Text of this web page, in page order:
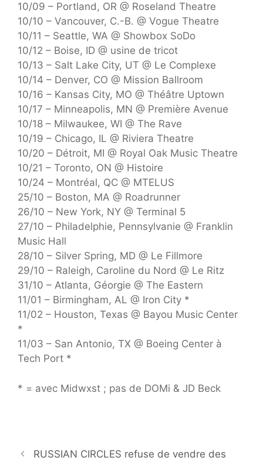
10/09 – Portland, OR @ Roseland Theatre
10/10 – Vancouver, C.-B. @ Vogue Theatre
10/11 – Seattle, WA @ Showbox SoDo
10/12 – Boise, ID @ usine de tricot
10/13 – Salt Lake City, UT @ Le Complexe
10/14 – Denver, CO @ Mission Ballroom
10/16 – Kansas City, MO @ Théâtre Uptown
10/17 – Minneapolis, MN @ Première Avenue
10/18 – Milwaukee, WI @ The Rave
10/19 – Chicago, IL @ Riviera Theatre
10/20 – Détroit, MI @ Royal Oak Music Theatre
10/21 – Toronto, ON @ Histoire
10/24 – Montréal, QC @ MTELUS
25/10 – Boston, MA @ Roadrunner
26/10 – New York, NY @ Terminal 5
27/10 – Philadelphie, Pennsylvanie @ Franklin
Music Hall
28/10 – Silver Spring, MD @ Le Fillmore
29/10 – Raleigh, Caroline du Nord @ Le Ritz
31/10 – Atlanta, Géorgie @ The Eastern
11/01 – Birmingham, AL @ Iron City *
11/02 – Houston, Texas @ Bayou Music Center
*
11/03 – San Antonio, TX @ Boeing Center à
Tech Port *
* = avec Midwxst ; pas de DOMi & JD Beck
RUSSIAN CIRCLES refuse de vendre des